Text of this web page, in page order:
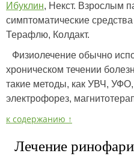
Ибуклин, Некст. Взрослым
симптоматические
Терафлю, Колдакт.
Физиолечение обычно
хроническом течении
такие методы, как УВЧ,
электрофорез,
к содержанию ↑
Лечение